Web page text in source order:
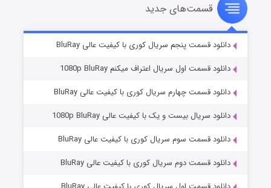
سریال زشت
قسمت2 (زیرنویس) منتشر شد
مردگان متحرک: شهر مرده ۳
قسمت2 (زیرنویس) منتشر شد
قسمت‌های جدید
دانلود قسمت پنجم سریال کوری با کیفیت عالی BluRay
دانلود قسمت اول سریال اعتراف میکنم 1080p BluRay
دانلود قسمت چهارم سریال کوری با کیفیت عالی BluRay
دانلود سریال بیست و یک با کیفیت عالی 1080p BluRay
دانلود قسمت سوم سریال کوری با کیفیت عالی BluRay
دانلود قسمت دوم سریال کوری با کیفیت عالی BluRay